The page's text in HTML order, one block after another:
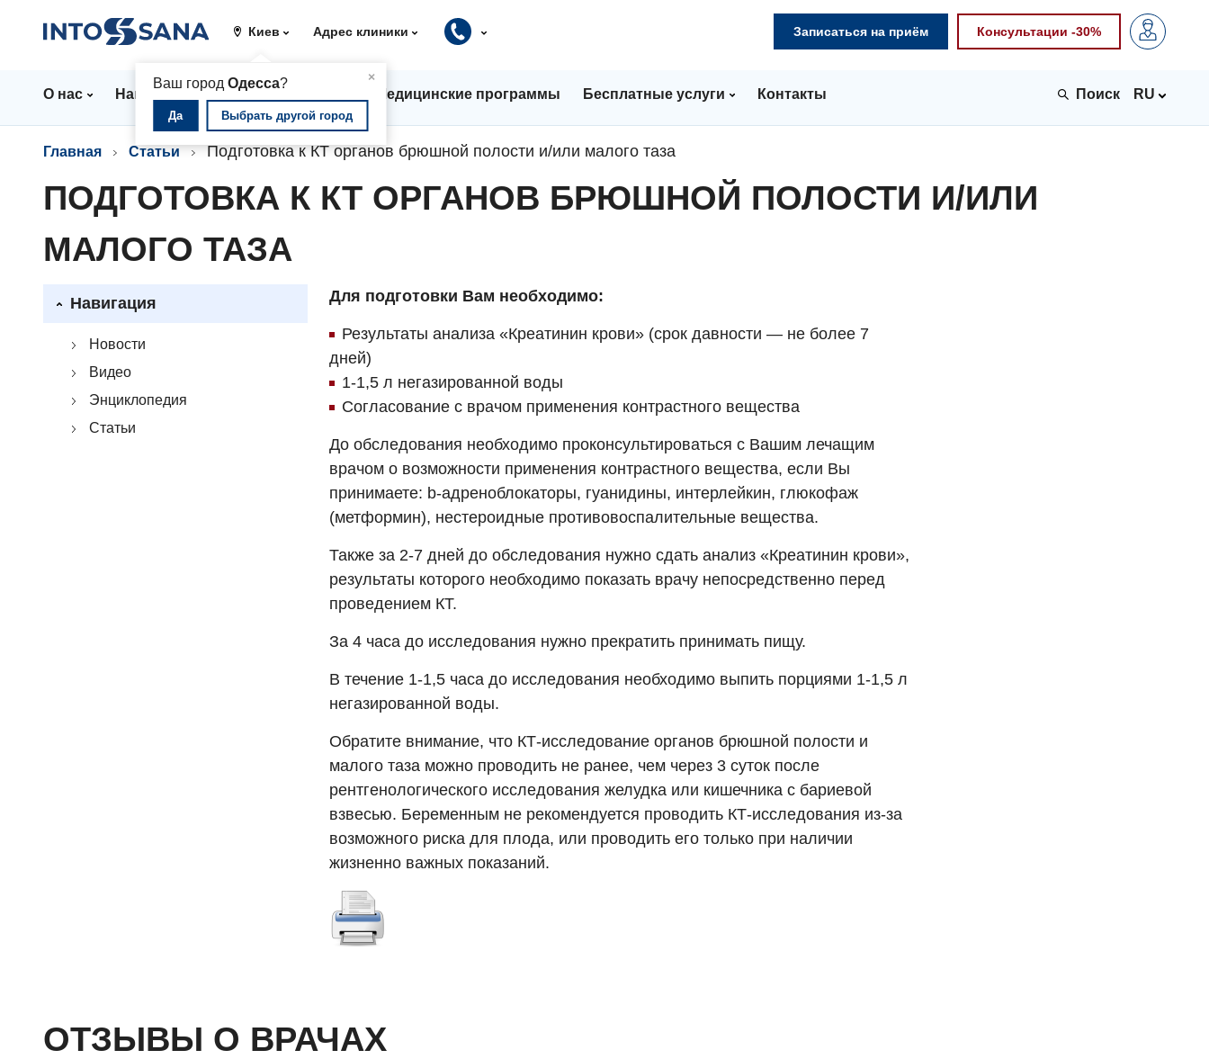
Киев
×
Ваш городОдесса?
Да Выбрать другой город
Адрес клиники Записаться на приём Консультации -30%
О нас Направления Цены Медицинские программы Бесплатные услуги Контакты RU
Главная Статьи Подготовка к КТ органов брюшной полости и/или малого таза
ПОДГОТОВКА К КТ ОРГАНОВ БРЮШНОЙ ПОЛОСТИ И/ИЛИ
МАЛОГО ТАЗА
Навигация
Новости
Видео
Энциклопедия
Статьи
Для подготовки Вам необходимо:
Результаты анализа «Креатинин крови» (срок давности — не более 7
дней)
1-1,5 л негазированной воды
Согласование с врачом применения контрастного вещества
До обследования необходимо проконсультироваться с Вашим лечащим
врачом о возможности применения контрастного вещества, если Вы
принимаете: b-адреноблокаторы, гуанидины, интерлейкин, глюкофаж
(метформин), нестероидные противовоспалительные вещества.
Также за 2-7 дней до обследования нужно сдать анализ «Креатинин крови»,
результаты которого необходимо показать врачу непосредственно перед
проведением КТ.
За 4 часа до исследования нужно прекратить принимать пищу.
В течение 1-1,5 часа до исследования необходимо выпить порциями 1-1,5 л
негазированной воды.
Обратите внимание, что КТ-исследование органов брюшной полости и
малого таза можно проводить не ранее, чем через 3 суток после
рентгенологического исследования желудка или кишечника с бариевой
взвесью. Беременным не рекомендуется проводить КТ-исследования из-за
возможного риска для плода, или проводить его только при наличии
жизненно важных показаний.
ОТЗЫВЫ О ВРАЧАХ